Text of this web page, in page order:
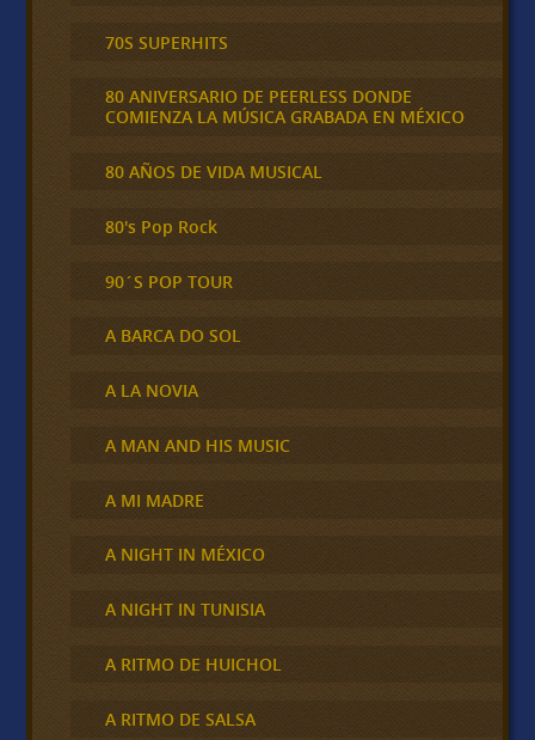
70S SUPERHITS
80 ANIVERSARIO DE PEERLESS DONDE
COMIENZA LA MÚSICA GRABADA EN MÉXICO
80 AÑOS DE VIDA MUSICAL
80's Pop Rock
90´S POP TOUR
A BARCA DO SOL
A LA NOVIA
A MAN AND HIS MUSIC
A MI MADRE
A NIGHT IN MÉXICO
A NIGHT IN TUNISIA
A RITMO DE HUICHOL
A RITMO DE SALSA